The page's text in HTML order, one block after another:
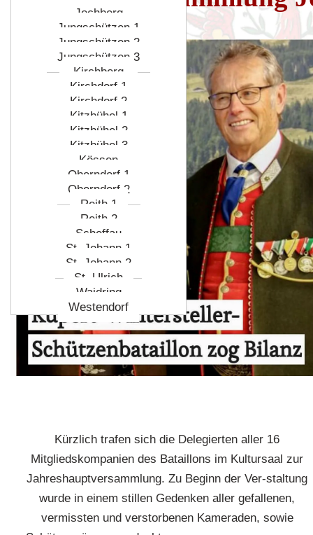
Jochberg
Jungschützen 1
Jungschützen 2
Jungschützen 3
Kirchberg
Kirchdorf 1
Kirchdorf 2
Kitzbühel 1
Kitzbühel 2
Kitzbühel 3
Kössen
Oberndorf 1
Oberndorf 2
Reith 1
Reith 2
Scheffau
St. Johann 1
St. Johann 2
St. Ulrich
Waidring
Westendorf
Kürzlich trafen sich die Delegierten aller 16
Mitgliedskompanien des Bataillons im Kultursaal zur
Jahreshauptversammlung. Zu Beginn der Ver-staltung
wurde in einem stillen Gedenken aller gefallenen,
vermissten und verstorbenen Kameraden, sowie